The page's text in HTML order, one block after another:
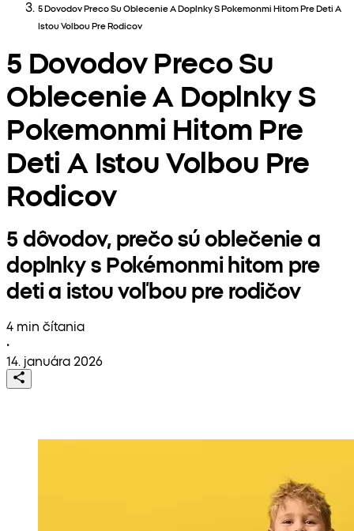
5 Dovodov Preco Su Oblecenie A Doplnky S Pokemonmi Hitom Pre Deti A
Istou Volbou Pre Rodicov
5 Dovodov Preco Su
Oblecenie A Doplnky S
Pokemonmi Hitom Pre
Deti A Istou Volbou Pre
Rodicov
5 dôvodov, prečo sú oblečenie a
doplnky s Pokémonmi hitom pre
deti a istou voľbou pre rodičov
4 min čítania
•
14. januára 2026